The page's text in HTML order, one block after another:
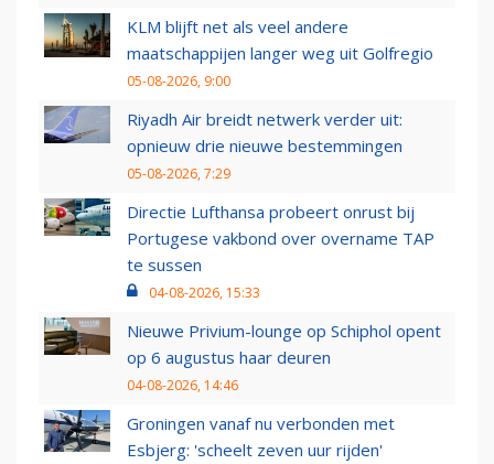
KLM blijft net als veel andere
maatschappijen langer weg uit Golfregio
05-08-2026, 9:00
Riyadh Air breidt netwerk verder uit:
opnieuw drie nieuwe bestemmingen
05-08-2026, 7:29
Directie Lufthansa probeert onrust bij
Portugese vakbond over overname TAP
te sussen
04-08-2026, 15:33
Nieuwe Privium-lounge op Schiphol opent
op 6 augustus haar deuren
04-08-2026, 14:46
Groningen vanaf nu verbonden met
Esbjerg: 'scheelt zeven uur rijden'